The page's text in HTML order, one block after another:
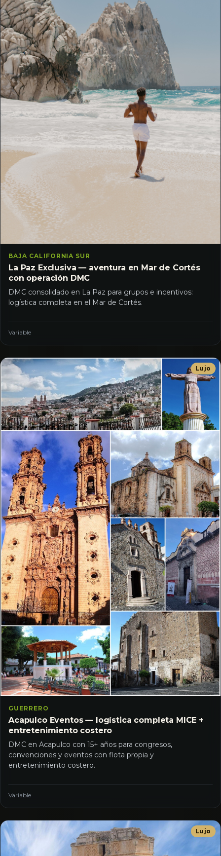
BAJA CALIFORNIA SUR
La Paz Exclusiva — aventura en Mar de Cortés
con operación DMC
DMC consolidado en La Paz para grupos e incentivos:
logística completa en el Mar de Cortés.
Variable
Lujo
GUERRERO
Acapulco Eventos — logística completa MICE +
entretenimiento costero
DMC en Acapulco con 15+ años para congresos,
convenciones y eventos con flota propia y
entretenimiento costero.
Variable
Lujo